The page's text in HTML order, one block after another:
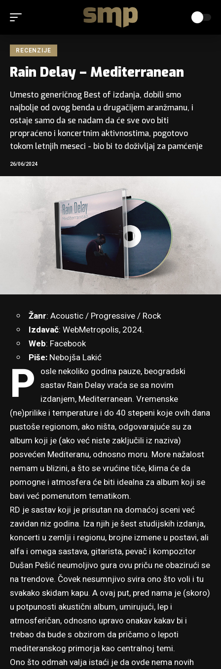
RECENZIJE
Rain Delay – Mediterranean
Umesto generičnog Best of izdanja, dobili smo
najbolje od ovog benda u drugačijem aranžmanu, i
ostaje samo da se nadam da će sve ovo biti
propraćeno i koncertnim aktivnostima, pogotovo
tokom letnjih meseci - bio bi to doživljaj za pamćenje
26/06/2024
Žanr: Acoustic / Progressive / Rock
Izdavač: WebMetropolis, 2024.
Web: Facebook
Piše: Nebojša Lakić
P osle nekoliko godina pauze, beogradski
sastav Rain Delay vraća se sa novim
izdanjem, Mediterranean. Vremenske
(ne)prilike i temperature i do 40 stepeni koje ovih dana
pustoše regionom, ako ništa, odgovarajuće su za
album koji je (ako već niste zaključili iz naziva)
posvećen Mediteranu, odnosno moru. More nažalost
nemam u blizini, a što se vrućine tiče, klima će da
pomogne i atmosfera će biti idealna za album koji se
bavi već pomenutom tematikom.
RD je sastav koji je prisutan na domaćoj sceni već
zavidan niz godina. Iza njih je šest studijskih izdanja,
koncerti u zemlji i regionu, brojne izmene u postavi, ali
alfa i omega sastava, gitarista, pevač i kompozitor
Dušan Pešić neumoljivo gura ovu priču ne obazirući se
na trendove. Čovek nesumnjivo svira ono što voli i tu
svakako skidam kapu. A ovaj put, pred nama je (skoro)
u potpunosti akustični album, umirujući, lep i
atmosferičan, odnosno upravo onakav kakav bi i
trebao da bude s obzirom da pričamo o lepoti
mediteranskog primorja kao centralnoj temi.
Ono što odmah valja istaći je da ovde nema novih